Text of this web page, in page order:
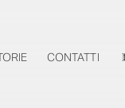
CONTATTI